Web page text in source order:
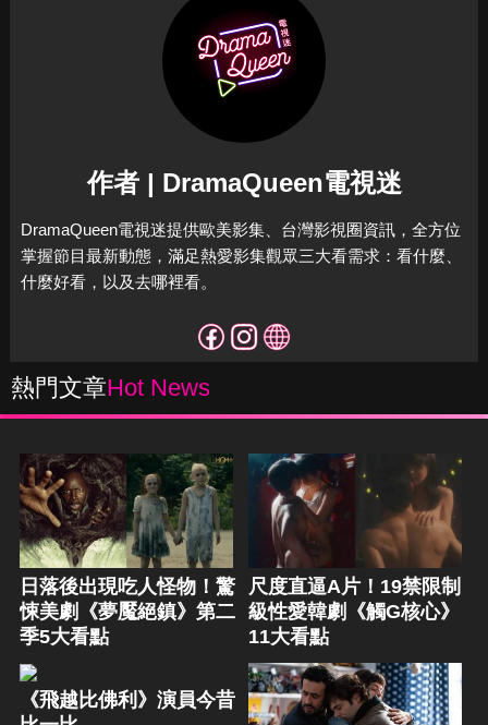
作者 | DramaQueen電視迷
DramaQueen電視迷提供歐美影集、台灣影視圈資訊，全方位
掌握節目最新動態，滿足熱愛影集觀眾三大看需求：看什麼、
什麼好看，以及去哪裡看。
熱門文章Hot News
日落後出現吃人怪物！驚
悚美劇《夢魘絕鎮》第二
季5大看點
尺度直逼A片！19禁限制
級性愛韓劇《觸G核心》
11大看點
《飛越比佛利》演員今昔